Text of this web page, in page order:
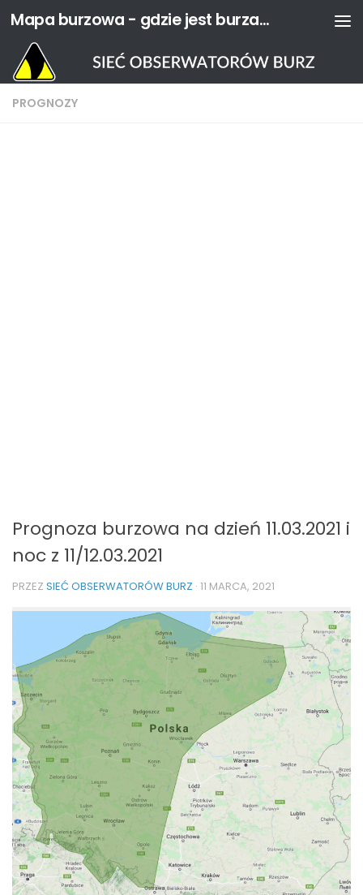
Przejdź do treści Mapa burzowa - gdzie jest burza? | Sieć Obserwatorów Burz
PROGNOZY
Prognoza burzowa na dzień 11.03.2021 i
noc z 11/12.03.2021
PRZEZ SIEĆ OBSERWATORÓW BURZ · 11 MARCA, 2021